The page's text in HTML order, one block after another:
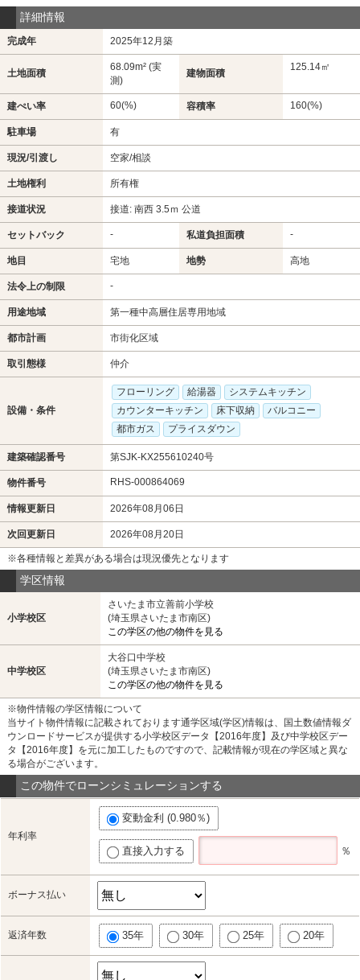
詳細情報
完成年 2025年12月築
土地面積
68.09m² (実
測)
建物面積
125.14㎡
建ぺい率 60(%) 容積率 160(%)
駐車場 有
現況/引渡し 空家/相談
土地権利 所有権
接道状況 接道: 南西 3.5ｍ 公道
セットバック - 私道負担面積 -
地目 宅地 地勢 高地
法令上の制限 -
用途地域 第一種中高層住居専用地域
都市計画 市街化区域
取引態様 仲介
設備・条件
フローリング 給湯器
システムキッチン
カウンターキッチン
床下収納
バルコニー
都市ガス
プライスダウン
建築確認番号 第SJK-KX255610240号
物件番号 RHS-000864069
情報更新日 2026年08月06日
次回更新日 2026年08月20日
※各種情報と差異がある場合は現況優先となります
学区情報
小学校区
さいたま市立善前小学校
(埼玉県さいたま市南区)
この学区の他の物件を見る
中学校区
大谷口中学校
(埼玉県さいたま市南区)
この学区の他の物件を見る
※物件情報の学区情報について
当サイト物件情報に記載されております通学区域(学区)情報は、国土数値情報ダ
ウンロードサービスが提供する小学校区データ【2016年度】及び中学校区デー
タ【2016年度】を元に加工したものですので、記載情報が現在の学区域と異な
る場合がございます。
この物件でローンシミュレーションする
年利率
変動金利 (0.980％)
直接入力する ％
ボーナス払い
返済年数 35年 30年 25年 20年